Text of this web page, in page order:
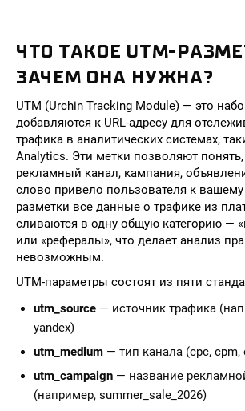
ЧТО ТАКОЕ UTM-
ЗАЧЕМ ОНА НУЖНА?
UTM (Urchin Tracking Module) — это
добавляются к URL-адресу для
трафика в аналитических системах,
Analytics. Эти метки позволяют
рекламный канал, кампания,
слово привело пользователя к вашему
разметки все данные о трафике из
сливаются в одну общую категорию —
или «рефералы», что делает анализ
невозможным.
UTM-параметры состоят из пяти
utm_source — источник трафика
yandex)
utm_medium — тип канала (cpc,
utm_campaign — название
(например, summer_sale_2026)